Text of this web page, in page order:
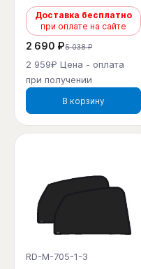
Доставка бесплатно
при оплате на сайте
2 690 ₽5 038 ₽
2 959₽ Цена - оплата
при получении
В корзину
RD-M-705-1-3